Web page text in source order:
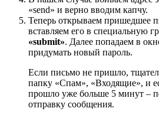
«send» и верно вводим капчу.
Теперь открываем пришедшее
вставляем его в специальную
«submit». Далее попадаем в
придумать новый пароль.
Если письмо не пришло,
папку «Спам», «Входящие», и
прошло уже больше 5 минут –
отправку сообщения.